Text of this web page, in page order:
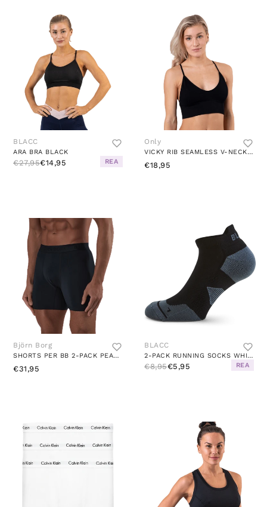
BLACC
ARA BRA BLACK
€27,95€14,95 REA
Only
VICKY RIB SEAMLESS V-NECK TOP BLACK
€18,95
Björn Borg
SHORTS PER BB 2-PACK PEACEFUL GREEN
€31,95
BLACC
2-PACK RUNNING SOCKS WHITE/BLACK/GREY
€8,95€5,95 REA